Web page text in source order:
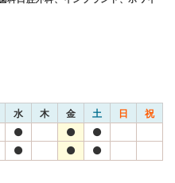
水 木 金 土 日 祝